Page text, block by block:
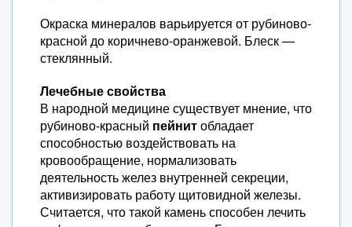
Окраска минералов варьируется от рубиново-
красной до коричнево-оранжевой. Блеск —
стеклянный.
Лечебные свойства
В народной медицине существует мнение, что
рубиново-красный пейнитобладает
способностью воздействовать на
кровообращение, нормализовать
деятельность желез внутренней секреции,
активизировать работу щитовидной железы.
Считается, что такой камень способен лечить